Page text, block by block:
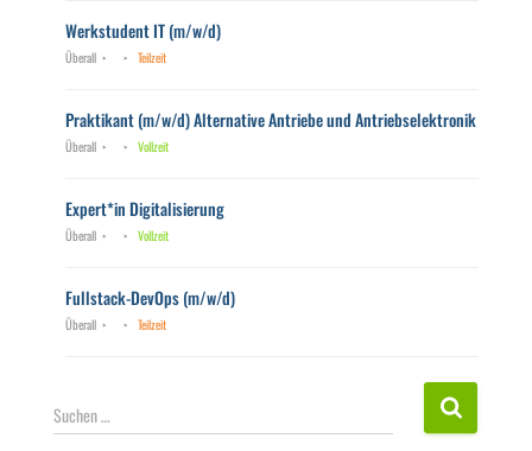
Werkstudent IT (m/w/d)
Überall Teilzeit
Praktikant (m/w/d) Alternative Antriebe und Antriebselektronik
Überall Vollzeit
Expert*in Digitalisierung
Überall Vollzeit
Fullstack-DevOps (m/w/d)
Überall Teilzeit
S
u
Suchen …